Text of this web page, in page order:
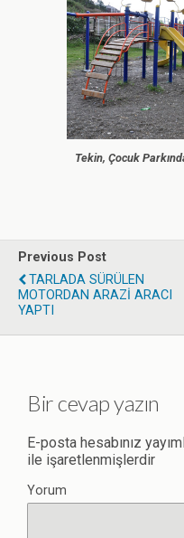
Tekin, Çocuk
Previous Post
TARLADA SÜRÜLEN
MOTORDAN ARAZİ ARACI
YAPTI
Bir cevap yazın
E-posta hesabınız
ile işaretlenmişlerdir
Yorum